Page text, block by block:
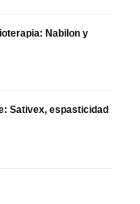
Nabilon y
Sativex, espasticidad